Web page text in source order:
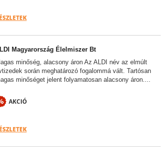
Magyarország Élelmiszer Bt
minőség, alacsony áron Az ALDI név az elmúlt
során meghatározó fogalommá vált. Tartósan
minőséget jelent folyamatosan alacsony áron....
AKCIÓ